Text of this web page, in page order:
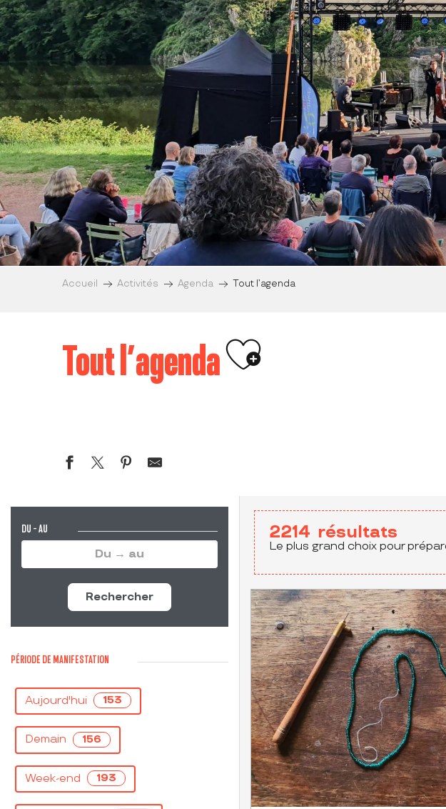
Accueil Activités Agenda Tout l’agenda
Tout l’agendaAjouter aux favoris
DU - AU
Rechercher
PÉRIODE DE MANIFESTATION
Aujourd'hui 153
Demain 156
Week-end 193
2214 résultats
Le plus grand choix pour